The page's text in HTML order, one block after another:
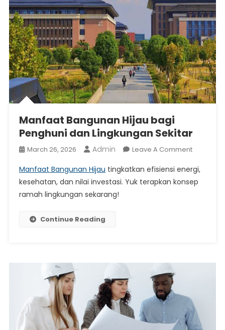
Memilih Rumah Sakit Terkenal di Indonesia: Panduan
Lengkap untuk Pelayanan Kesehatan Terbaik
Manfaat Bangunan Hijau bagi Penghuni dan Lingkungan
Sekitar
Manfaat Bangunan Hijau bagi
Penghuni dan Lingkungan Sekitar
March 26, 2026 Admin Leave A CommentOn
Bangunan
Hijau
Manfaat Bangunan Hijau tingkatkan efisiensi energi,
kesehatan, dan nilai investasi. Yuk terapkan konsep
ramah lingkungan sekarang!
Continue Reading